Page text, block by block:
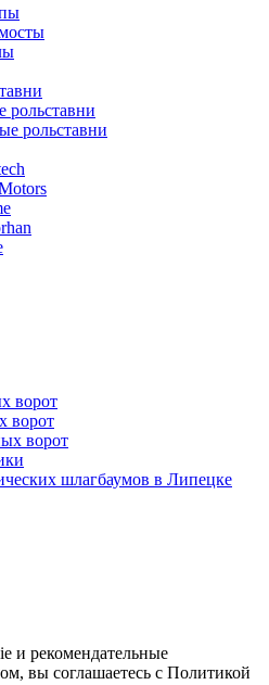
рольставни
рольставни
ворот
ворот
ворот
шлагбаумов в Липецке
и рекомендательные
вы соглашаетесь с Политикой